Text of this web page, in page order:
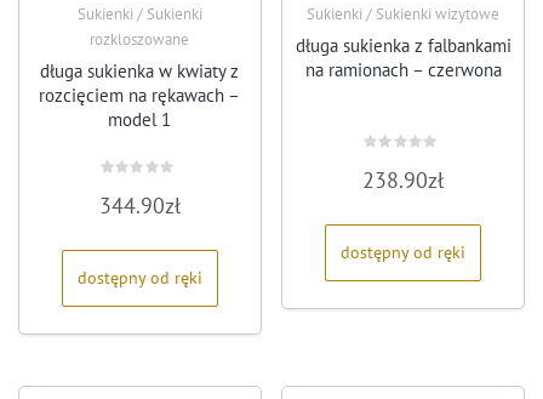
Sukienki / Sukienki
rozkloszowane
długa sukienka w kwiaty z
rozcięciem na rękawach –
model 1
0
na
344.90zł
dostępny od ręki
Sukienki / Sukienki wizytowe
długa sukienka z falbankami
na ramionach – czerwona
0
na
238.90zł
dostępny od ręki